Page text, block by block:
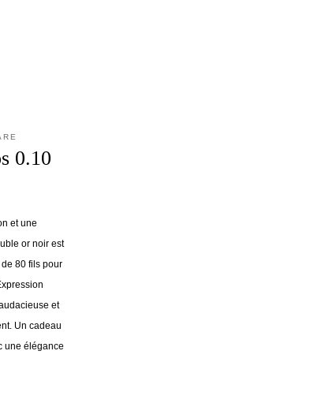
0.10
et une
or noir est
80 fils pour
et
Un cadeau
une élégance